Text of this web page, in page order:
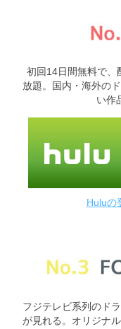
初回14日間無料で、
放題。国内・海外の
い作
Huluの
フジテレビ系列のド
が見れる。オリジナ